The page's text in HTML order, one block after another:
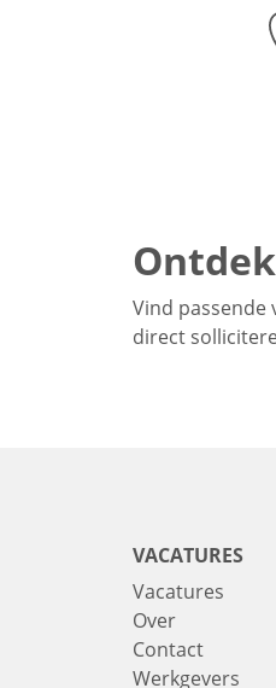
Vind passende
direct
VACATURES
Vacatures
Over
Contact
Werkgevers